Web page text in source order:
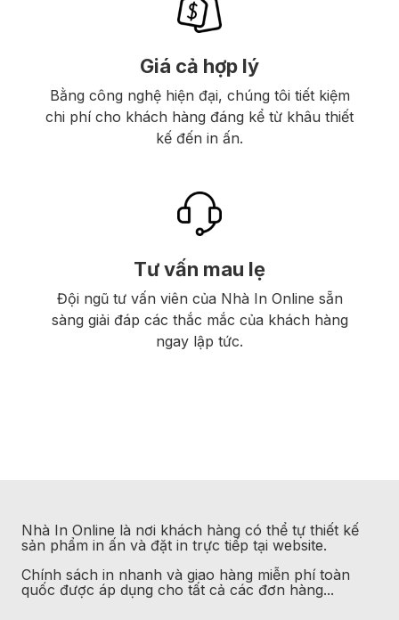
Giá cả hợp lý
Bằng công nghệ hiện đại, chúng tôi tiết kiệm
chi phí cho khách hàng đáng kể từ khâu thiết
kế đến in ấn.
Tư vấn mau lẹ
Đội ngũ tư vấn viên của Nhà In Online sẵn
sàng giải đáp các thắc mắc của khách hàng
ngay lập tức.
Nhà In Online là nơi khách hàng có thể tự thiết kế
sản phẩm in ấn và đặt in trực tiếp tại website.
Chính sách in nhanh và giao hàng miễn phí toàn
quốc được áp dụng cho tất cả các đơn hàng...